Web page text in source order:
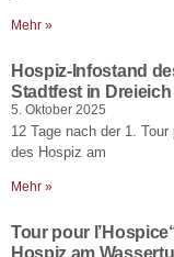
Mehr »
Hospiz-Infostand
Stadtfest in Dreieich
5. Oktober 2025
12 Tage nach der 1.
des Hospiz am
Mehr »
Tour pour
Hospiz am